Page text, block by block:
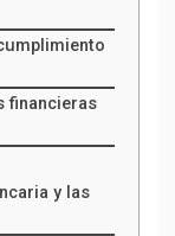
financieras
y las